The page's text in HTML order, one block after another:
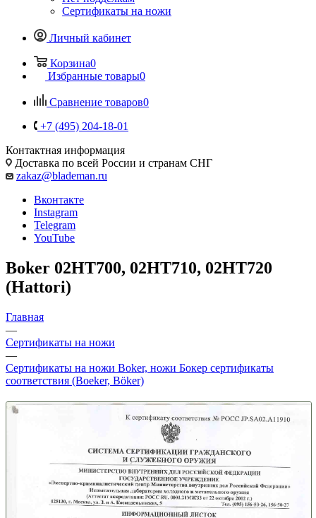
Сертификаты на ножи
Личный кабинет
Корзина0
Избранные товары0
Сравнение товаров0
+7 (495) 204-18-01
Контактная информация
Доставка по всей России и странам СНГ
zakaz@blademan.ru
Вконтакте
Instagram
Telegram
YouTube
Boker 02HT700, 02HT710, 02HT720
(Hattori)
Главная
—
Сертификаты на ножи
—
Сертификаты на ножи Boker, ножи Бокер сертификаты
соответствия (Boeker, Böker)